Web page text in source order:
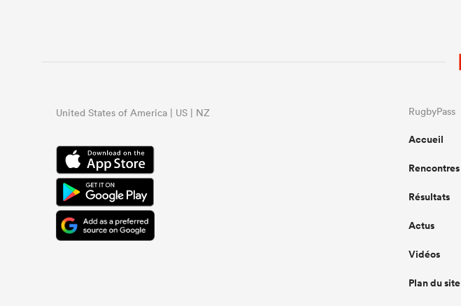
United States of America | US | NZ RugbyPass
Accueil
Rencontres
Résultats
Actus
Vidéos
Plan du site